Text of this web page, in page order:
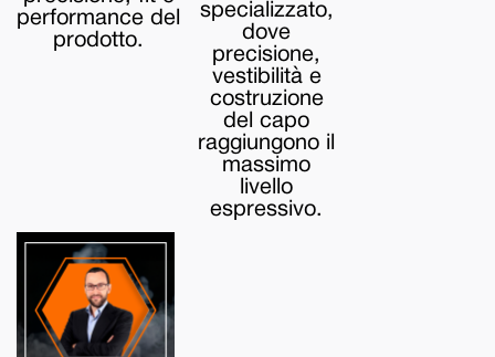
performance del
prodotto.
specializzato,
dove
precisione,
vestibilità e
costruzione
del capo
raggiungono il
massimo
livello
espressivo.